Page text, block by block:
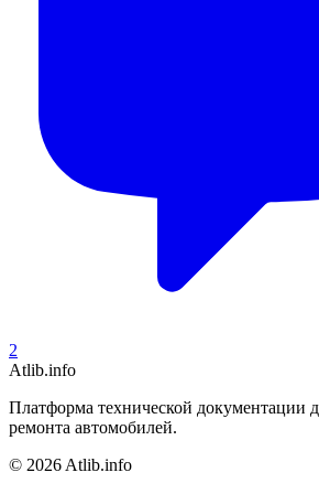
2
Atlib.info
Платформа технической документации
ремонта автомобилей.
© 2026 Atlib.info